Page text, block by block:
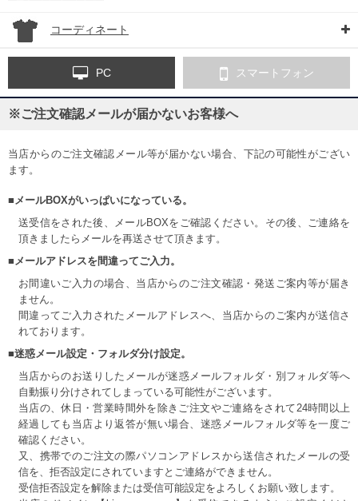
コーディネート
PC スマートフォン
※ご注文確認メールが届かないお客様へ
当店からのご注文確認メール等が届かない場合、下記の可能性がござい
ます。
■メールBOXがいっぱいになっている。
送受信をされた後、メールBOXをご確認ください。その後、ご連絡を
頂きましたらメールを再送させて頂きます。
■メールアドレスを間違ってご入力。
お間違いご入力の場合、当店からのご注文確認・発送ご案内等が届き
ません。
間違ってご入力されたメールアドレスへ、当店からのご案内が送信さ
れております。
■迷惑メール設定・フォルダ分け設定。
当店からのお送りしたメールが迷惑メールフォルダ・別フォルダ等へ
自動振り分けされてしまっている可能性がございます。
当店の、休日・営業時間外を除きご注文やご連絡をされて24時間以上
経過しても当店より返答が無い場合、迷惑メールフォルダ等を一度ご
確認ください。
又、携帯でのご注文の際パソコンアドレスから送信されたメールの受
信を、拒否設定にされていますとご連絡ができません。
受信拒否設定を解除または受信可能設定をよろしくお願い致します。